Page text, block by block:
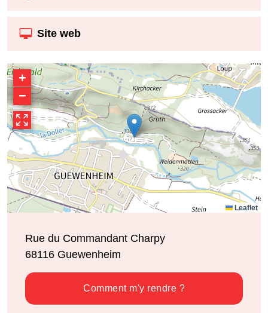
Site web
+
−
Leaflet
Rue du Commandant Charpy
68116 Guewenheim
Comment m'y rendre ?